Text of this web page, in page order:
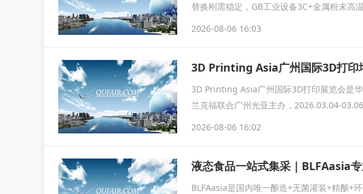
替换刚需稳定，GB工业设备3C+金属粉末高
2026-08-06 16:03
3D Printing Asia广州国际3D打印
3D Printing Asia广州国际3D打印展览会是
兰克福联合广州光亚主办，2026.03.04-
2026-08-06 16:02
液态食品一站式集采｜BLFAasia
BLFAasia是国内唯一酿造+无菌灌装+精酿+